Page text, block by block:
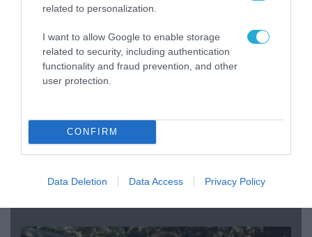
related to personalization.
I want to allow Google to enable storage
related to security, including authentication
functionality and fraud prevention, and other
user protection.
CONFIRM
Data Deletion Data Access Privacy Policy
04.08.2026 | 12:02
«μαζέψει» για τη δημοσιογράφο που γέλασε